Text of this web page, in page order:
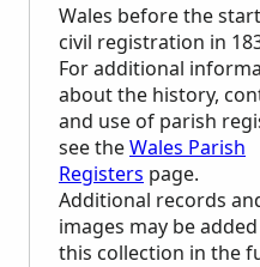
Wales before the
civil registration in
For additional
about the history,
and use of parish
see theWales Parish
Registers page.
Additional records
images may be
this collection in the